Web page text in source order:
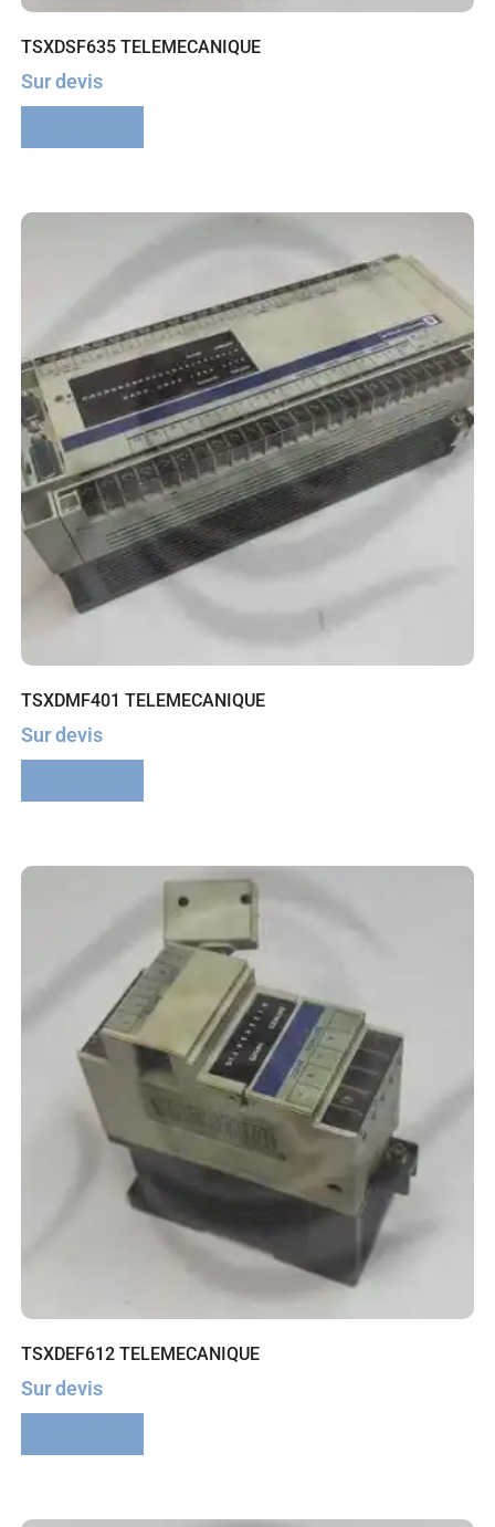
TSXDSF635 TELEMECANIQUE
Sur devis
TSXDMF401 TELEMECANIQUE
Sur devis
TSXDEF612 TELEMECANIQUE
Sur devis